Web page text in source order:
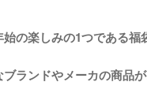
の楽しみの1つである福
ランドやメーカの商品